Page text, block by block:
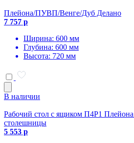
Плейона/ПУВП/Венге/Дуб Делано
7 757 р
Ширина: 600 мм
Глубина: 600 мм
Высота: 720 мм
В наличии
Рабочий стол с ящиком П4Р1
столешницы
5 553 р